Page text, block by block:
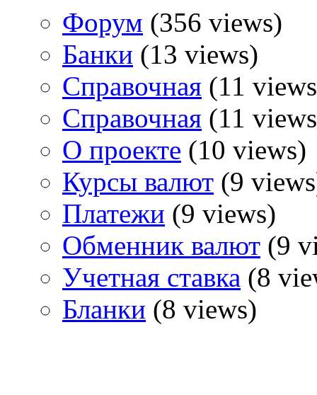
Форум (356 views)
Банки (13 views)
Справочная (11
Справочная (11
О проекте (10 views)
Курсы валют (9
Платежи (9 views)
Обменник валют (9
Учетная ставка (8
Бланки (8 views)